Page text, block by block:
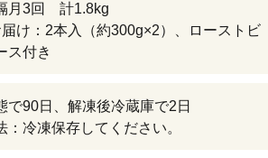
月3回 計1.8kg
け：2本入（約300g×2）、ローストビ
ス付き
で90日、解凍後冷蔵庫で2日
：冷凍保存してください。